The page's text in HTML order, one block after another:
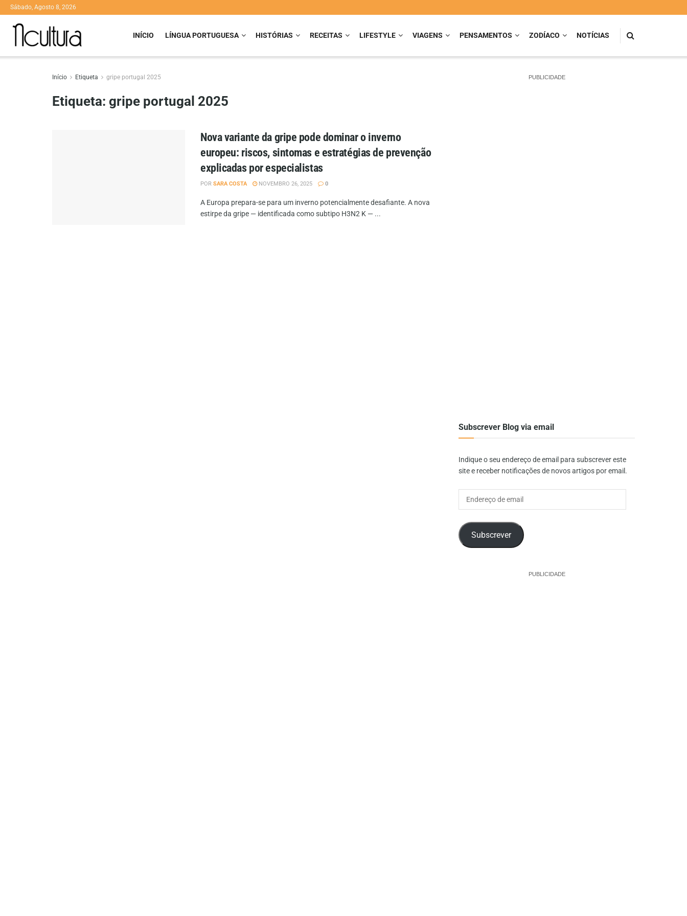
Sábado, Agosto 8, 2026
INÍCIO LÍNGUA PORTUGUESA HISTÓRIAS RECEITAS LIFESTYLE VIAGENS PENSAMENTOS ZODÍACO NOTÍCIAS
Início Etiqueta gripe portugal 2025
Etiqueta: gripe portugal 2025
Nova variante da gripe pode dominar o inverno
europeu: riscos, sintomas e estratégias de prevenção
explicadas por especialistas
POR SARA COSTA NOVEMBRO 26, 2025 0
A Europa prepara-se para um inverno potencialmente desafiante. A nova
estirpe da gripe — identificada como subtipo H3N2 K — ...
PUBLICIDADE
Subscrever Blog via email
Indique o seu endereço de email para subscrever este
site e receber notificações de novos artigos por email.
Subscrever
PUBLICIDADE